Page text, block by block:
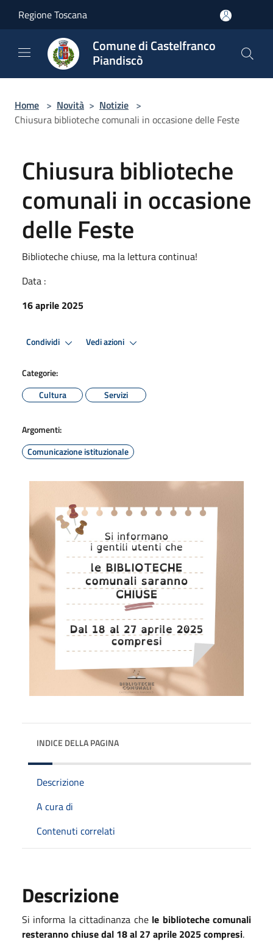
Regione Toscana
Comune di Castelfranco
Piandiscò
Home > Novità > Notizie >
Chiusura biblioteche comunali in occasione delle Feste
Chiusura biblioteche
comunali in occasione
delle Feste
Biblioteche chiuse, ma la lettura continua!
Data :
16 aprile 2025
Condividi Vedi azioni
Categorie:
Cultura
Servizi
Argomenti:
Comunicazione istituzionale
INDICE DELLA PAGINA
Descrizione
A cura di
Contenuti correlati
Descrizione
Si informa la cittadinanza che le biblioteche comunali
resteranno chiuse dal 18 al 27 aprile 2025 compresi.